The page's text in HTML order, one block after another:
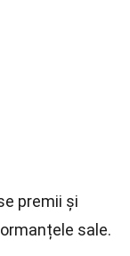
premii și
sale.